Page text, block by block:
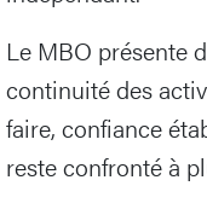
Le MBO présente
continuité des
faire, confiance
reste confronté à